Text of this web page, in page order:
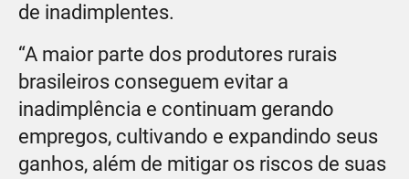
de inadimplentes.
“A maior parte dos produtores rurais
brasileiros conseguem evitar a
inadimplência e continuam gerando
empregos, cultivando e expandindo seus
ganhos, além de mitigar os riscos de suas